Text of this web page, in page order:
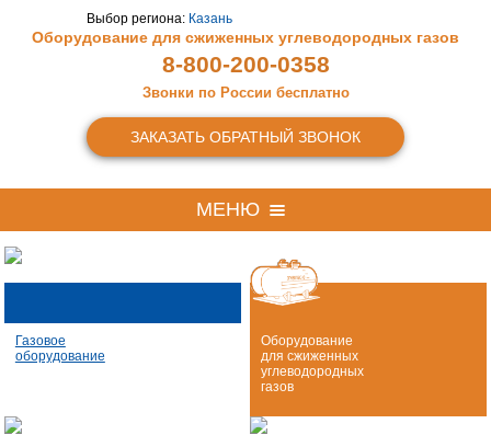
Выбор региона: Казань
Оборудование для сжиженных углеводородных газов
8-800-200-0358
Звонки по России бесплатно
ЗАКАЗАТЬ ОБРАТНЫЙ ЗВОНОК
МЕНЮ
Газовое
оборудование
Оборудование
для сжиженных
углеводородных
газов